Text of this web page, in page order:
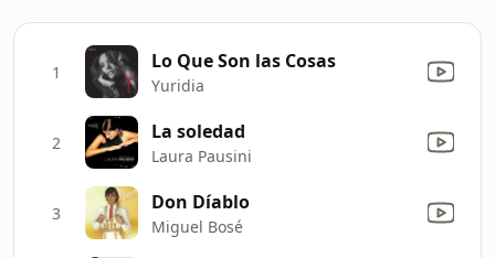
1 Lo Que Son las Cosas
Yuridia
2 La soledad
Laura Pausini
3 Don Díablo
Miguel Bosé